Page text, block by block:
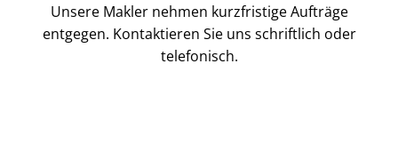
Unsere Makler nehmen kurzfristige Aufträge
entgegen. Kontaktieren Sie uns schriftlich oder
telefonisch.